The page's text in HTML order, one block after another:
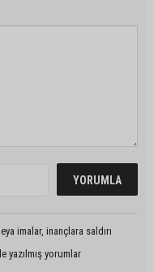
imalar, inançlara saldırı
yazılmış yorumlar